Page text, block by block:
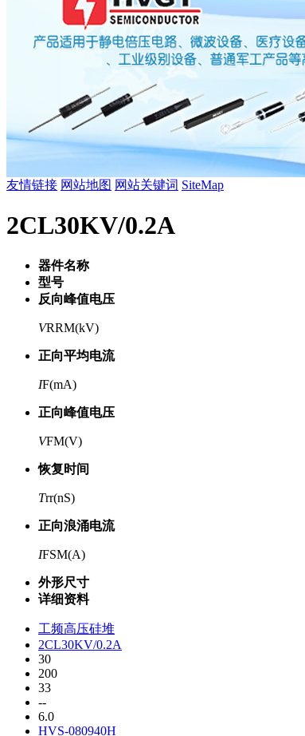
友情链接 网站地图 网站关键词 SiteMap
2CL30KV/0.2A
器件名称
型号
反向峰值电压
VRRM(kV)
正向平均电流
IF(mA)
正向峰值电压
VFM(V)
恢复时间
Trr(nS)
正向浪涌电流
IFSM(A)
外形尺寸
详细资料
工频高压硅堆
2CL30KV/0.2A
30
200
33
--
6.0
HVS-080940H